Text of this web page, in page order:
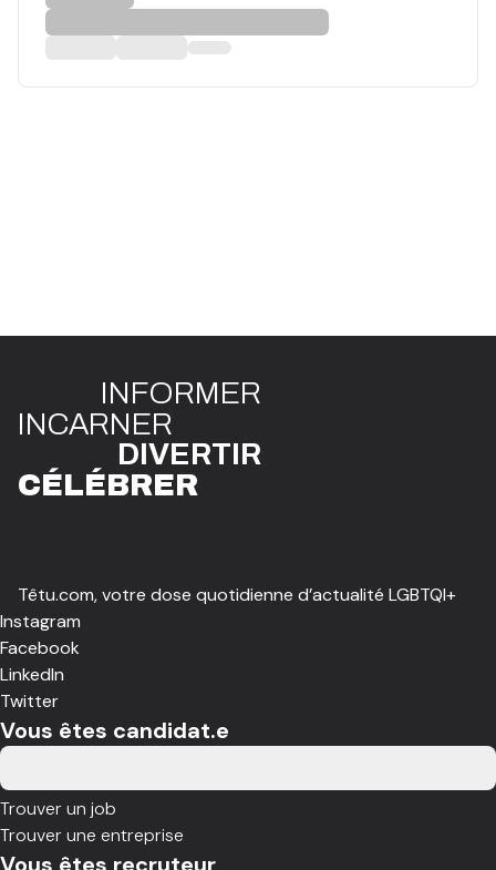
INFORMER
INCARNER
DIVERTIR
CÉLÉBRER
Têtu.com, votre dose quotidienne d’actualité LGBTQI+
Instagram
Facebook
LinkedIn
Twitter
Vous êtes candidat.e
Trouver un job
Trouver une entreprise